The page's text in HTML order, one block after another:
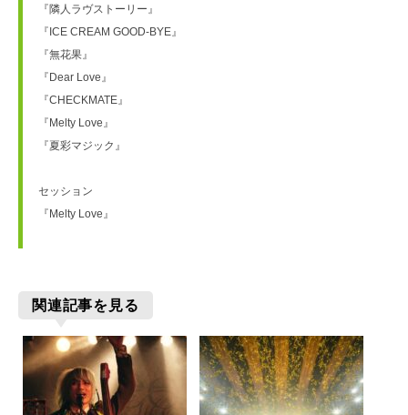
『隣人ラヴストーリー』
『ICE CREAM GOOD-BYE』
『無花果』
『Dear Love』
『CHECKMATE』
『Melty Love』
『夏彩マジック』
セッション
『Melty Love』
関連記事を見る